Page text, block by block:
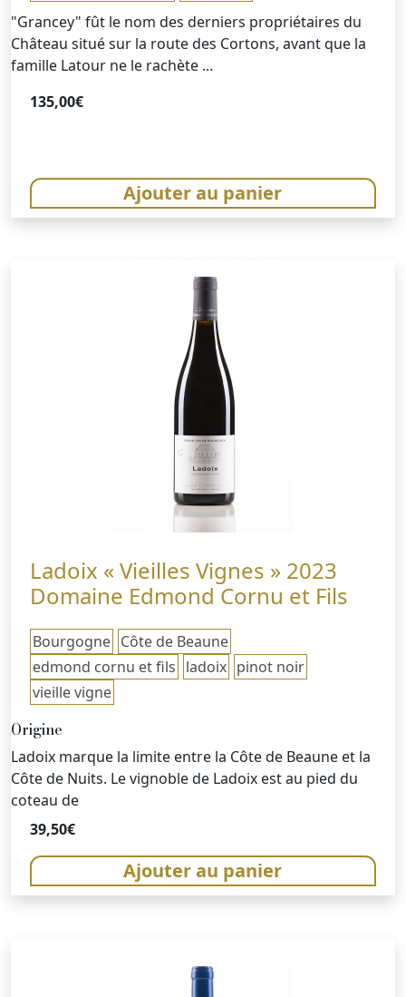
"Grancey" fût le nom des derniers propriétaires du
Château situé sur la route des Cortons, avant que la
famille Latour ne le rachète ...
135,00€
Ajouter au panier
Ladoix « Vieilles Vignes » 2023
Domaine Edmond Cornu et Fils
Bourgogne Côte de Beaune
edmond cornu et fils ladoix pinot noir
vieille vigne
Origine
Ladoix marque la limite entre la Côte de Beaune et la
Côte de Nuits. Le vignoble de Ladoix est au pied du
coteau de
39,50€
Ajouter au panier